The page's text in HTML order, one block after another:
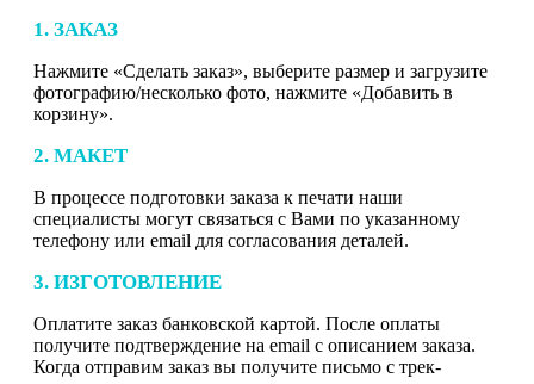
1. ЗАКАЗ
Нажмите «Сделать заказ», выберите размер и загрузите
фотографию/несколько фото, нажмите «Добавить в
корзину».
2. МАКЕТ
В процессе подготовки заказа к печати наши
специалисты могут связаться с Вами по указанному
телефону или email для согласования деталей.
3. ИЗГОТОВЛЕНИЕ
Оплатите заказ банковской картой. После оплаты
получите подтверждение на email с описанием заказа.
Когда отправим заказ вы получите письмо с трек-